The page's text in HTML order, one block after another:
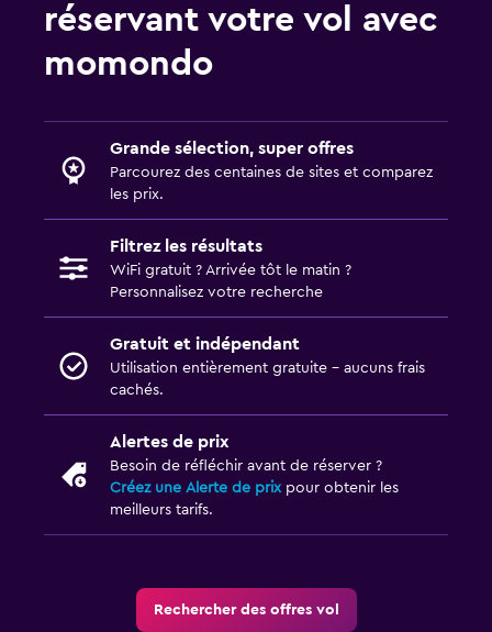
réservant votre vol avec
momondo
Grande sélection, super offres
Parcourez des centaines de sites et comparez
les prix.
Filtrez les résultats
WiFi gratuit ? Arrivée tôt le matin ?
Personnalisez votre recherche
Gratuit et indépendant
Utilisation entièrement gratuite - aucuns frais
cachés.
Alertes de prix
Besoin de réfléchir avant de réserver ?
Créez une Alerte de prix pour obtenir les
meilleurs tarifs.
Rechercher des offres vol